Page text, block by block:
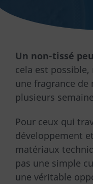
Un non-tissé
cela est
une fragrance
plusieurs
Pour ceux qui
développement
matériaux
pas une simple
une véritable